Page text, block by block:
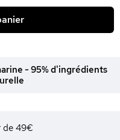
- 95% d'ingrédients
de 49€